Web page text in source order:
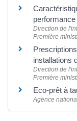
performance
Direction de
Première
installations
Direction de
Première
Eco-prêt à
Agence